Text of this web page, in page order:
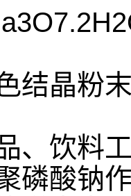
结晶粉
、饮料
磷酸钠